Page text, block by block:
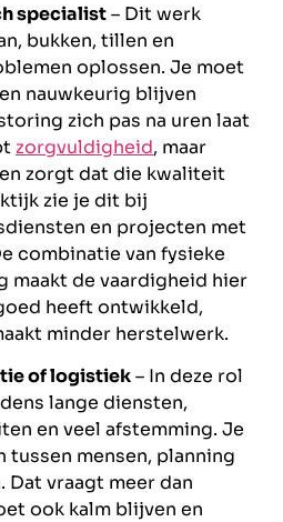
specialist– Dit werk
bukken, tillen en
oplossen. Je moet
nauwkeurig blijven
zich pas na uren laat
zorgvuldigheid, maar
zorgt dat die kwaliteit
zie je dit bij
en projecten met
combinatie van fysieke
maakt de vaardigheid hier
heeft ontwikkeld,
minder herstelwerk.
of logistiek– In deze rol
lange diensten,
en veel afstemming. Je
tussen mensen, planning
Dat vraagt meer dan
ook kalm blijven en